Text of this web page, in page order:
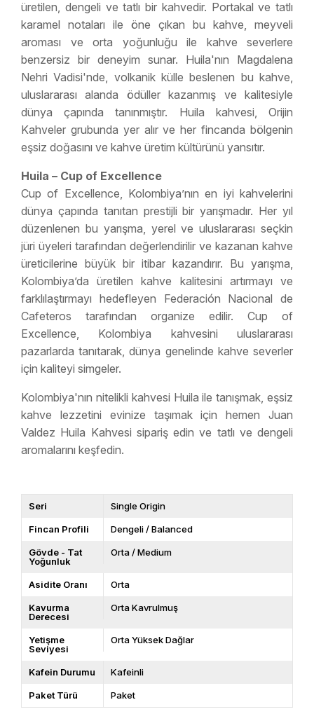
üretilen, dengeli ve tatlı bir kahvedir. Portakal ve tatlı
karamel notaları ile öne çıkan bu kahve, meyveli
aroması ve orta yoğunluğu ile kahve severlere
benzersiz bir deneyim sunar. Huila'nın Magdalena
Nehri Vadisi'nde, volkanik külle beslenen bu kahve,
uluslararası alanda ödüller kazanmış ve kalitesiyle
dünya çapında tanınmıştır. Huila kahvesi, Orijin
Kahveler grubunda yer alır ve her fincanda bölgenin
eşsiz doğasını ve kahve üretim kültürünü yansıtır.
Huila – Cup of Excellence
Cup of Excellence, Kolombiya’nın en iyi kahvelerini
dünya çapında tanıtan prestijli bir yarışmadır. Her yıl
düzenlenen bu yarışma, yerel ve uluslararası seçkin
jüri üyeleri tarafından değerlendirilir ve kazanan kahve
üreticilerine büyük bir itibar kazandırır. Bu yarışma,
Kolombiya’da üretilen kahve kalitesini artırmayı ve
farklılaştırmayı hedefleyen Federación Nacional de
Cafeteros tarafından organize edilir. Cup of
Excellence, Kolombiya kahvesini uluslararası
pazarlarda tanıtarak, dünya genelinde kahve severler
için kaliteyi simgeler.
Kolombiya'nın nitelikli kahvesi Huila ile tanışmak, eşsiz
kahve lezzetini evinize taşımak için hemen Juan
Valdez Huila Kahvesi sipariş edin ve tatlı ve dengeli
aromalarını keşfedin.
Seri Single Origin
Fincan Profili Dengeli / Balanced
Gövde - Tat
Yoğunluk
Orta / Medium
Asidite Oranı Orta
Kavurma
Derecesi
Orta Kavrulmuş
Yetişme
Seviyesi
Orta Yüksek Dağlar
Kafein Durumu Kafeinli
Paket Türü Paket